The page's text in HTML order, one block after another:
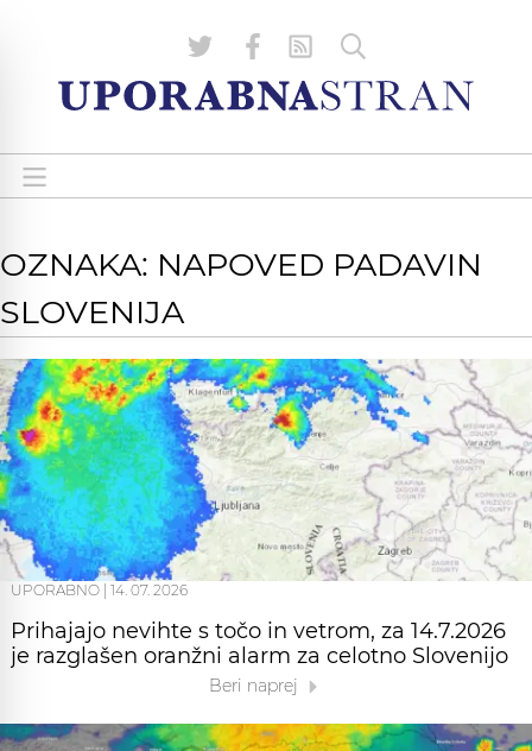
OZNAKA: NAPOVED PADAVIN
SLOVENIJA
UPORABNO 14. 07. 2026
Prihajajo nevihte s točo in vetrom, za 14.7.2026
je razglašen oranžni alarm za celotno Slovenijo
Beri naprej